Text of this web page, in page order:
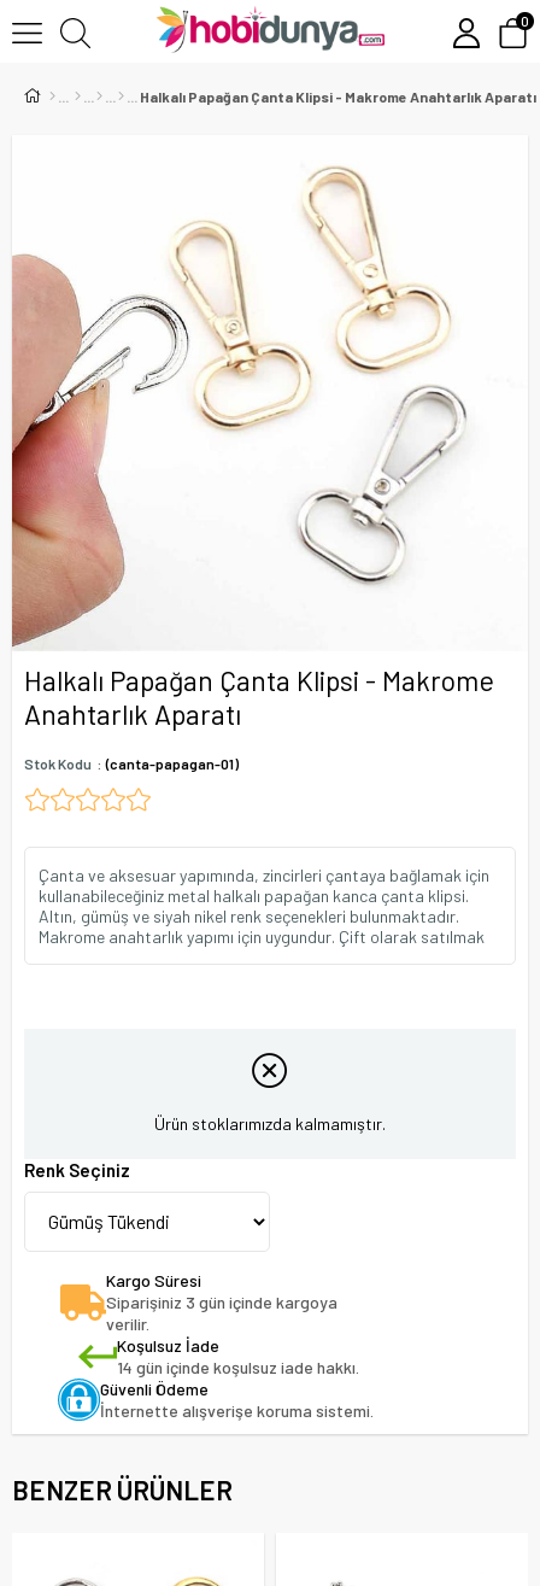
0
Halkalı Papağan Çanta Klipsi - Makrome Anahtarlık Aparatı
Halkalı Papağan Çanta Klipsi - Makrome
Anahtarlık Aparatı
Stok Kodu (canta-papagan-01)
Çanta ve aksesuar yapımında, zincirleri çantaya bağlamak için
kullanabileceğiniz metal halkalı papağan kanca çanta klipsi.
Altın, gümüş ve siyah nikel renk seçenekleri bulunmaktadır.
Makrome anahtarlık yapımı için uygundur. Çift olarak satılmak
Ürün stoklarımızda kalmamıştır.
Renk Seçiniz
Kargo Süresi
Siparişiniz 3 gün içinde kargoya
verilir.
Koşulsuz İade
14 gün içinde koşulsuz iade hakkı.
Güvenli Ödeme
İnternette alışverişe koruma sistemi.
BENZER ÜRÜNLER